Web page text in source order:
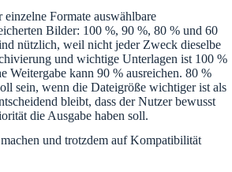
Formate auswählbare
Bilder: 100 %, 90 %, 80 % und 60
nützlich, weil nicht jeder Zweck dieselbe
und wichtige Unterlagen ist 100 %
Weitergabe kann 90 % ausreichen. 80 %
sein, wenn die Dateigröße wichtiger ist als
bleibt, dass der Nutzer bewusst
die Ausgabe haben soll.
und trotzdem auf Kompatibilität